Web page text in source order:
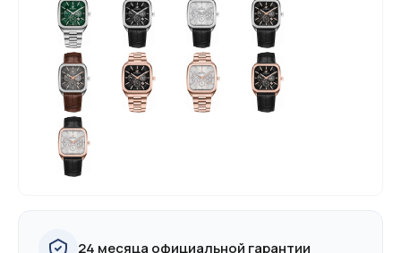
24 месяца официальной гарантии